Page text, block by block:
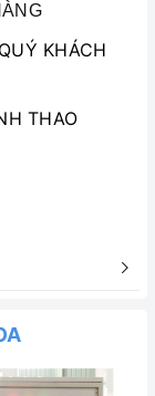
KHÁCH
THAO